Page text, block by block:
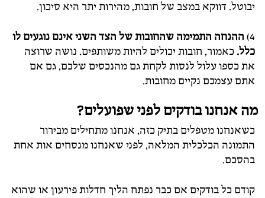
יבוטל. דווקא במצב של חובות, מהירות יתר היא סיכון.
4) ההנחה התמימה שהחובות של הצד השני אינם נוגעים לו
כלל. כאמור, חובות יכולים להיות משותפים. נושה שרוצה
את כספו עלול לנסות לקחת גם מהנכסים שלכם, גם אם
אתם עצמכם נקיים מחובות.
מה אנחנו בודקים לפני שפועלים?
כשאנחנו מטפלים בתיק כזה, אנחנו מתחילים מבירור
התמונה הכלכלית המלאה, לפני שאנחנו מנסחים אות אחת
בהסכם.
קודם כל בודקים אם כבר נפתח הליך חדלות פירעון או שהוא